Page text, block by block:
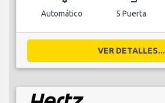
Automático 5 Puerta
VER DETALLES...